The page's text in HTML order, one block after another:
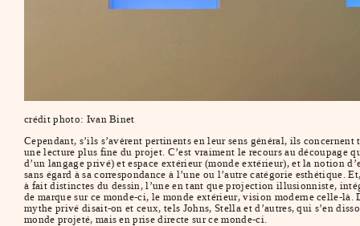
crédit photo: Ivan Binet
Cependant, s’ils s’avèrent pertinents en leur sens général, ils
une lecture plus fine du projet. C’est vraiment le recours au découpage
d’un langage privé) et espace extérieur (monde extérieur), et la notion
sans égard à sa correspondance à l’une ou l’autre catégorie
à fait distinctes du dessin, l’une en tant que projection illusionniste,
de marque sur ce monde-ci, le monde extérieur, vision moderne celle-
mythe privé disait-on et ceux, tels Johns, Stella et d’autres, qui s’en
monde projeté, mais en prise directe sur ce monde-ci.